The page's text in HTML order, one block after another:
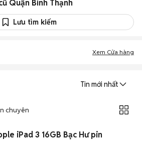
Quận Bình Thạnh
Lưu tìm kiếm
Xem Cửa hàng
Tin mới nhất
chuyên
iPad 3 16GB Bạc Hư pin